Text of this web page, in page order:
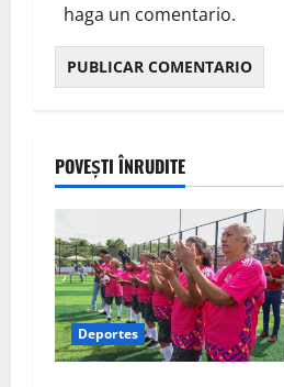
haga un comentario.
POVEȘTI ÎNRUDITE
Deportes